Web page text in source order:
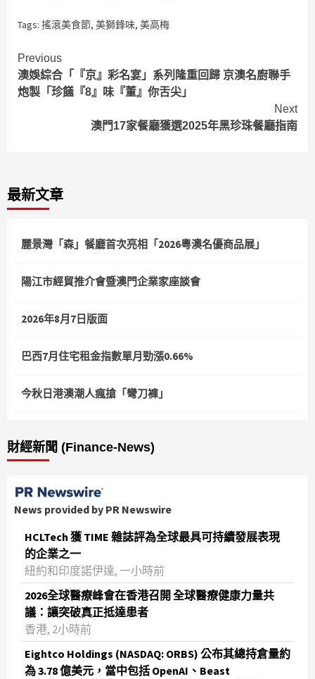
Tags: 搖滾美食節, 美獅鋒味, 美高梅
Continue
Reading
Previous
澳娛綜合「『京』彩名宴」系列隆重回歸 京澳名廚聯手
炮製「珍饈『8』味『董』你舌尖」
Next
澳門17家餐廳獲選2025年黑珍珠餐廳指南
最新文章
麗景灣「森」餐廳首次亮相「2026粵澳名優商品展」
陽江市經貿推介會暨澳門企業家座談會
2026年8月7日版面
巴西7月住宅租金指數單月勁漲0.66%
今秋日港澳潮人瘋搶「彎刀褲」
財經新聞 (Finance-News)
News provided by PR Newswire
HCLTech 獲 TIME 雜誌評為全球最具可持續發展表現
的企業之一
紐約和印度諾伊達, 一小時前
2026全球醫療峰會在香港召開 全球醫療健康力量共
議：讓突破真正抵達患者
香港, 2小時前
Eightco Holdings (NASDAQ: ORBS) 公布其總持倉量約
為 3.78 億美元，當中包括 OpenAI、Beast